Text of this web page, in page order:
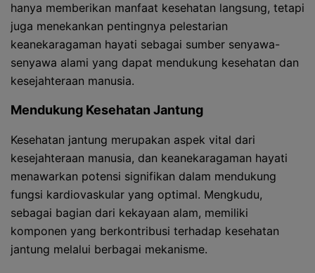
hanya memberikan manfaat kesehatan langsung, tetapi
juga menekankan pentingnya pelestarian
keanekaragaman hayati sebagai sumber senyawa-
senyawa alami yang dapat mendukung kesehatan dan
kesejahteraan manusia.
Mendukung Kesehatan Jantung
Kesehatan jantung merupakan aspek vital dari
kesejahteraan manusia, dan keanekaragaman hayati
menawarkan potensi signifikan dalam mendukung
fungsi kardiovaskular yang optimal. Mengkudu,
sebagai bagian dari kekayaan alam, memiliki
komponen yang berkontribusi terhadap kesehatan
jantung melalui berbagai mekanisme.